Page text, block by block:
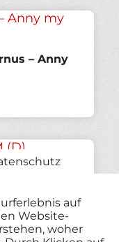
– Anny
WIM (D)
auf
Website-
woher